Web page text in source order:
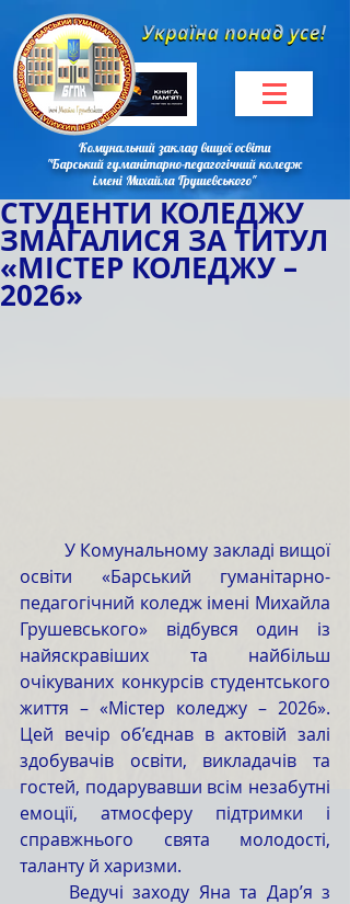
Комунальний заклад вищої освіти
"Барський гуманітарно-педагогічний коледж
імені Михайла Грушевського"
СТУДЕНТИ КОЛЕДЖУ
ЗМАГАЛИСЯ ЗА ТИТУЛ
«МІСТЕР КОЛЕДЖУ –
2026»
освіти «Барський гуманітарно-
педагогічний коледж імені Михайла
Грушевського» відбувся один із
найяскравіших та найбільш
очікуваних конкурсів студентського
життя – «Містер коледжу – 2026».
Цей вечір об’єднав в актовій залі
здобувачів освіти, викладачів та
гостей, подарувавши всім незабутні
емоції, атмосферу підтримки і
справжнього свята молодості,
таланту й харизми.